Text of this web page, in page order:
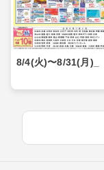
8/4(火)〜8/31(月)_